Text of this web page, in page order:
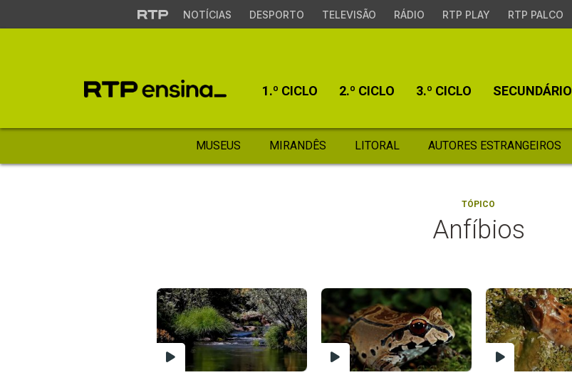
NOTÍCIAS DESPORTO TELEVISÃO RÁDIO RTP PLAY RTP PALCO
1.º CICLO 2.º CICLO 3.º CICLO SECUNDÁRIO
MUSEUS MIRANDÊS LITORAL AUTORES ESTRANGEIROS
TÓPICO
Anfíbios